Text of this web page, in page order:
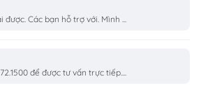
được. Các bạn hỗ trợ với. Mình ...
để được tư vấn trực tiếp....